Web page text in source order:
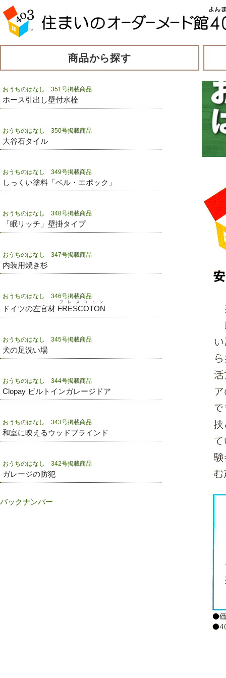
商品から探す
おうちのはなし 351号掲載商品
ホース引出し壁付水栓
おうちのはなし 350号掲載商品
大谷石タイル
おうちのはなし 349号掲載商品
しっくい塗料「ベル・エポック」
おうちのはなし 348号掲載商品
「眠リッチ」壁掛タイプ
おうちのはなし 347号掲載商品
内装用焼き杉
おうちのはなし 346号掲載商品
ドイツの左官材 FRESCOTON
フレスコトン
おうちのはなし 345号掲載商品
犬の足洗い場
おうちのはなし 344号掲載商品
Clopay ビルトインガレージドア
おうちのはなし 343号掲載商品
和室に映えるウッドブラインド
おうちのはなし 342号掲載商品
ガレージの防犯
バックナンバー